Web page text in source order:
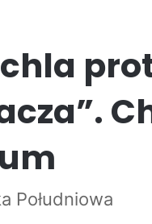
Południowa